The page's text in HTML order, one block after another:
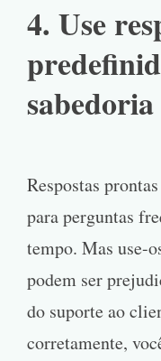
4. Use
sabedoria
Respostas
para perguntas
tempo. Mas use-
podem ser
do suporte ao
corretamente,